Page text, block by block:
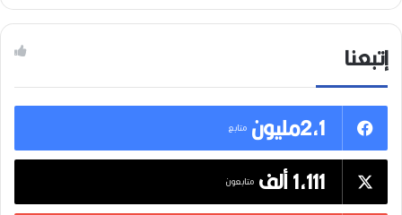
إتبعنا
2,1مليون
متابع
1,111 ألف متابعون